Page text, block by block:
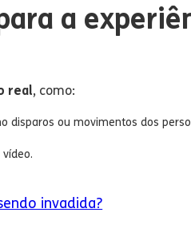
a
real, como:
disparos ou movimentos dos
invadida?